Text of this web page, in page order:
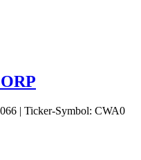
| Ticker-Symbol: CWA0